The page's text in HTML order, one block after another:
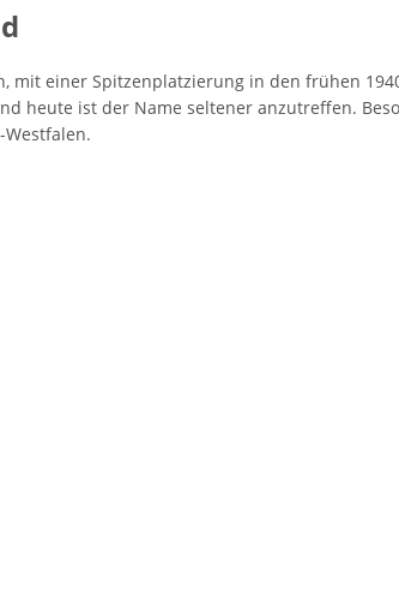
mit einer Spitzenplatzierung in den frühen
heute ist der Name seltener anzutreffen.